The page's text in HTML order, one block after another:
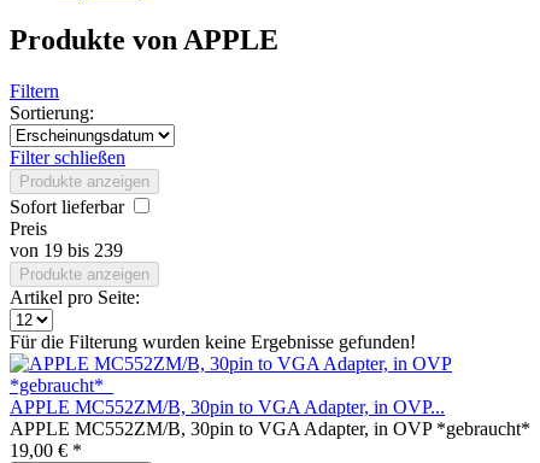
Produkte von APPLE
Filtern
Sortierung:
Filter schließen
Produkte anzeigen
Sofort lieferbar
Preis
von 19 bis 239
Produkte anzeigen
Artikel pro Seite:
Für die Filterung wurden keine Ergebnisse gefunden!
APPLE MC552ZM/B, 30pin to VGA Adapter, in OVP...
APPLE MC552ZM/B, 30pin to VGA Adapter, in OVP *gebraucht*
19,00 € *